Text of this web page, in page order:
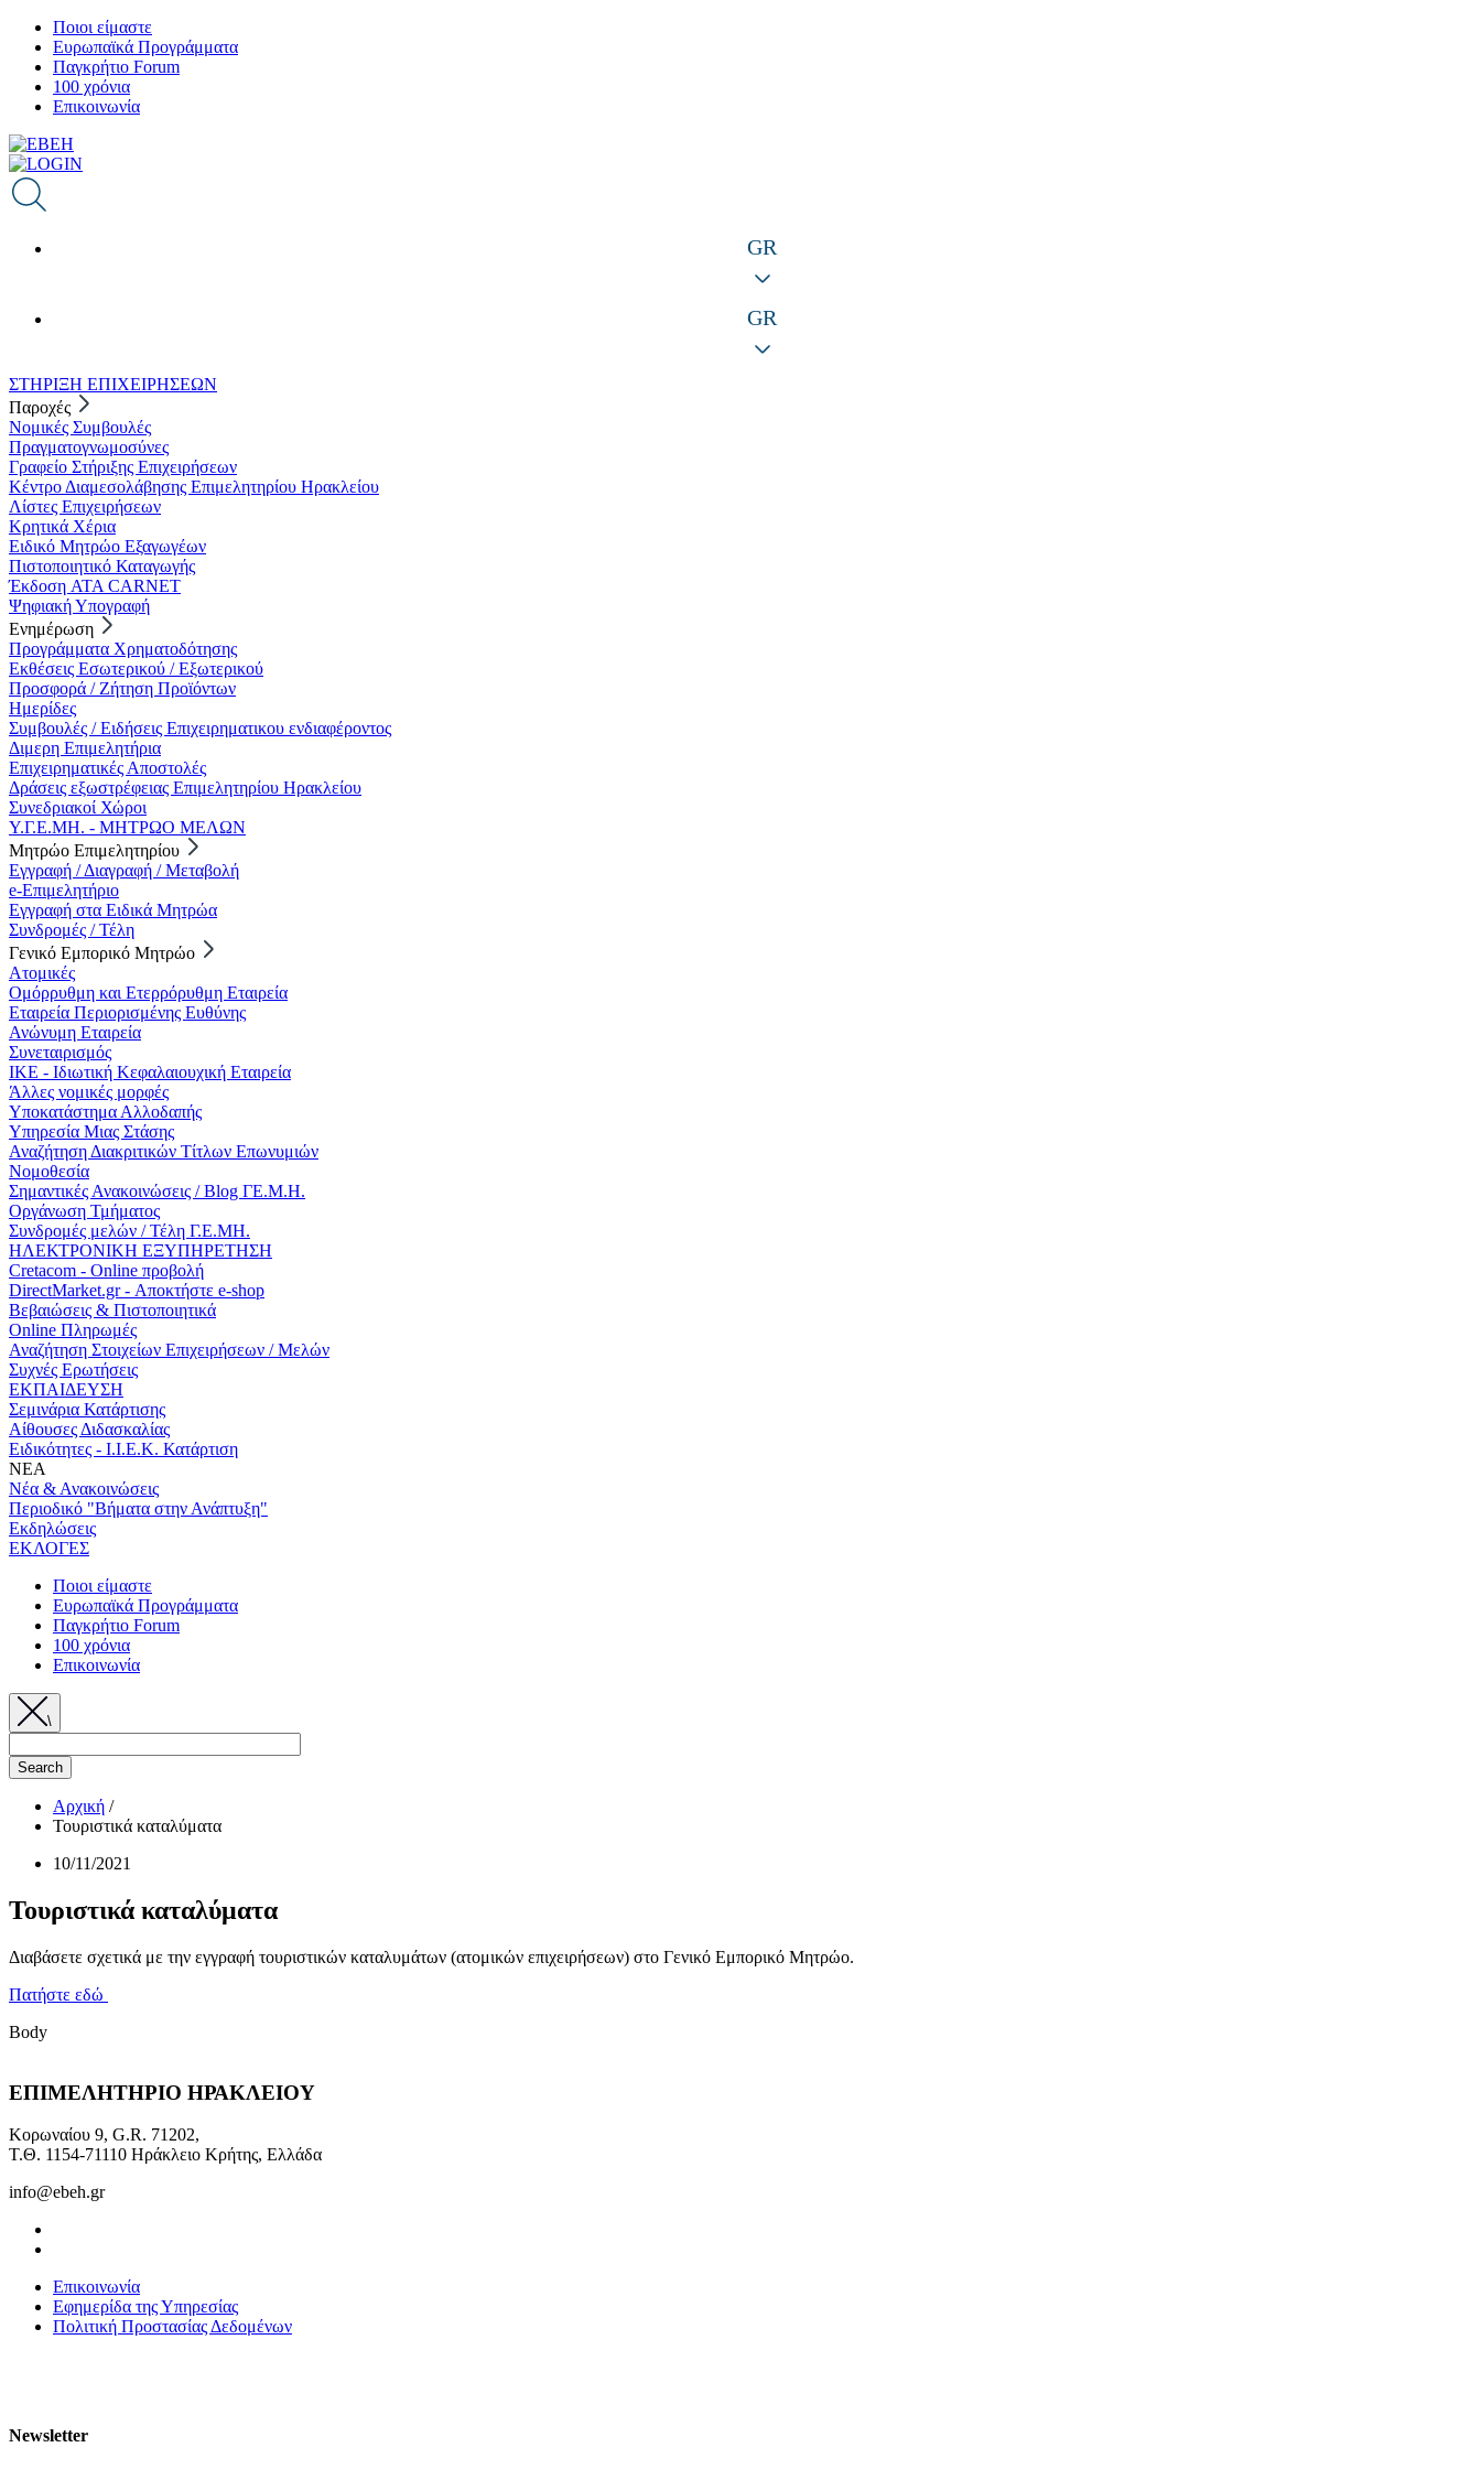
Παράκαμψη
προς
κυρίως
περιεχόμενο
Ποιοι είμαστε
Ευρωπαϊκά Προγράμματα
Παγκρήτιο Forum
100 χρόνια
Επικοινωνία
GR
GR
ΣΤΗΡΙΞΗ ΕΠΙΧΕΙΡΗΣΕΩΝ
Παροχές
Νομικές Συμβουλές
Πραγματογνωμοσύνες
Γραφείο Στήριξης Επιχειρήσεων
Κέντρο Διαμεσολάβησης Επιμελητηρίου Ηρακλείου
Λίστες Επιχειρήσεων
Κρητικά Χέρια
Ειδικό Μητρώο Εξαγωγέων
Πιστοποιητικό Καταγωγής
Έκδοση ATA CARNET
Ψηφιακή Υπογραφή
Ενημέρωση
Προγράμματα Χρηματοδότησης
Εκθέσεις Εσωτερικού / Εξωτερικού
Προσφορά / Ζήτηση Προϊόντων
Ημερίδες
Συμβουλές / Ειδήσεις Επιχειρηματικου ενδιαφέροντος
Διμερη Επιμελητήρια
Επιχειρηματικές Αποστολές
Δράσεις εξωστρέφειας Επιμελητηρίου Ηρακλείου
Συνεδριακοί Χώροι
Υ.Γ.Ε.ΜΗ. - ΜΗΤΡΩΟ ΜΕΛΩΝ
Μητρώο Επιμελητηρίου
Εγγραφή / Διαγραφή / Μεταβολή
e-Επιμελητήριο
Εγγραφή στα Ειδικά Μητρώα
Συνδρομές / Τέλη
Γενικό Εμπορικό Μητρώο
Ατομικές
Ομόρρυθμη και Ετερρόρυθμη Εταιρεία
Εταιρεία Περιορισμένης Ευθύνης
Ανώνυμη Εταιρεία
Συνεταιρισμός
ΙΚΕ - Ιδιωτική Κεφαλαιουχική Εταιρεία
Άλλες νομικές μορφές
Υποκατάστημα Αλλοδαπής
Υπηρεσία Μιας Στάσης
Αναζήτηση Διακριτικών Τίτλων Επωνυμιών
Νομοθεσία
Σημαντικές Ανακοινώσεις / Blog ΓΕ.Μ.Η.
Οργάνωση Τμήματος
Συνδρομές μελών / Τέλη Γ.Ε.ΜΗ.
ΗΛΕΚΤΡΟΝΙΚΗ ΕΞΥΠΗΡΕΤΗΣΗ
Cretacom - Online προβολή
DirectMarket.gr - Αποκτήστε e-shop
Βεβαιώσεις & Πιστοποιητικά
Online Πληρωμές
Αναζήτηση Στοιχείων Επιχειρήσεων / Μελών
Συχνές Ερωτήσεις
ΕΚΠΑΙΔΕΥΣΗ
Σεμινάρια Κατάρτισης
Αίθουσες Διδασκαλίας
Ειδικότητες - Ι.Ι.Ε.Κ. Κατάρτιση
ΝΕΑ
Νέα & Ανακοινώσεις
Περιοδικό "Βήματα στην Ανάπτυξη"
Εκδηλώσεις
ΕΚΛΟΓΕΣ
Ποιοι είμαστε
Ευρωπαϊκά Προγράμματα
Παγκρήτιο Forum
100 χρόνια
Επικοινωνία
\
Breadcrumb
Αρχική /
Τουριστικά καταλύματα
10/11/2021
Τουριστικά καταλύματα
Διαβάσετε σχετικά με την εγγραφή τουριστικών καταλυμάτων (ατομικών επιχειρήσεων) στο Γενικό Εμπορικό Μητρώο.
Πατήστε εδώ
Body
ΕΠΙΜΕΛΗΤΗΡΙΟ ΗΡΑΚΛΕΙΟΥ
Κορωναίου 9, G.R. 71202,
Τ.Θ. 1154-71110 Ηράκλειο Κρήτης, Ελλάδα
info@ebeh.gr
Επικοινωνία
Εφημερίδα της Υπηρεσίας
Πολιτική Προστασίας Δεδομένων
Newsletter